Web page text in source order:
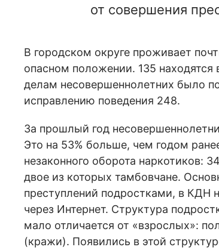
от совершения
В городском округе проживает
опасном положении. 135
делам несовершеннолетних было
исправлению поведения 248.
За прошлый год
Это на 53% больше, чем годом
незаконного оборота наркотиков:
двое из которых тамбовчане.
преступлений подростками, в КДН
через Интернет. Структура
мало отличается от «взрослых»:
(кражи). Появились в этой